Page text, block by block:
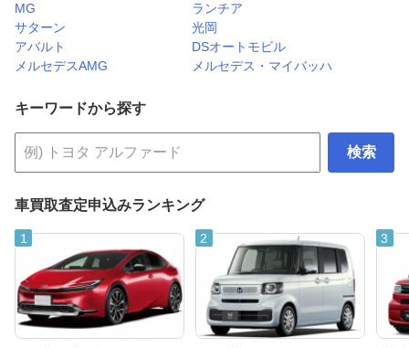
MG
ランチア
サターン
光岡
アバルト
DSオートモビル
メルセデスAMG
メルセデス・マイバッハ
キーワードから探す
検索
車買取査定申込みランキング